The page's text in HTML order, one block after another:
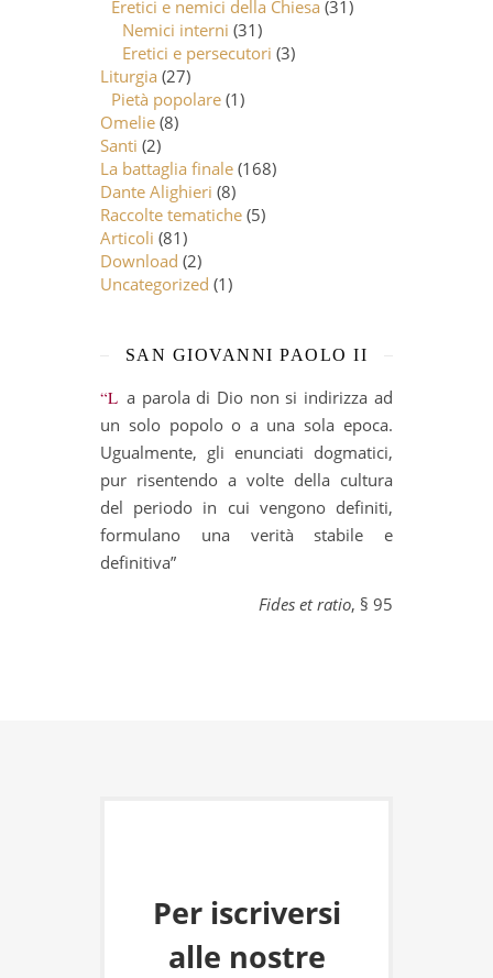
Eretici e nemici della Chiesa (31)
Nemici interni (31)
Eretici e persecutori (3)
Liturgia (27)
Pietà popolare (1)
Omelie (8)
Santi (2)
La battaglia finale (168)
Dante Alighieri (8)
Raccolte tematiche (5)
Articoli (81)
Download (2)
Uncategorized (1)
SAN GIOVANNI PAOLO II
“La parola di Dio non si indirizza ad
un solo popolo o a una sola epoca.
Ugualmente, gli enunciati dogmatici,
pur risentendo a volte della cultura
del periodo in cui vengono definiti,
formulano una verità stabile e
definitiva”
Fides et ratio, § 95
Per iscriversi
alle nostre